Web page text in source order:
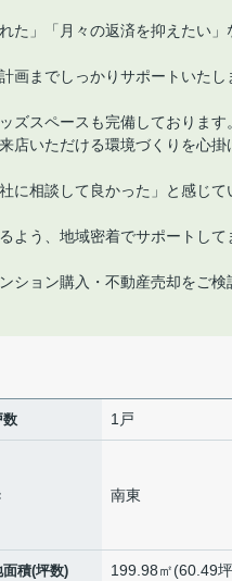
た」「月々の返済を抑えたい
画までしっかりサポートいたし
ズスペースも完備しております。
いただける環境づくりを心掛
に相談して良かった」と感じ
う、地域密着でサポートして
ション購入・不動産売却をご
数 1戸
南東
面積(坪数) 199.98㎡(60.49